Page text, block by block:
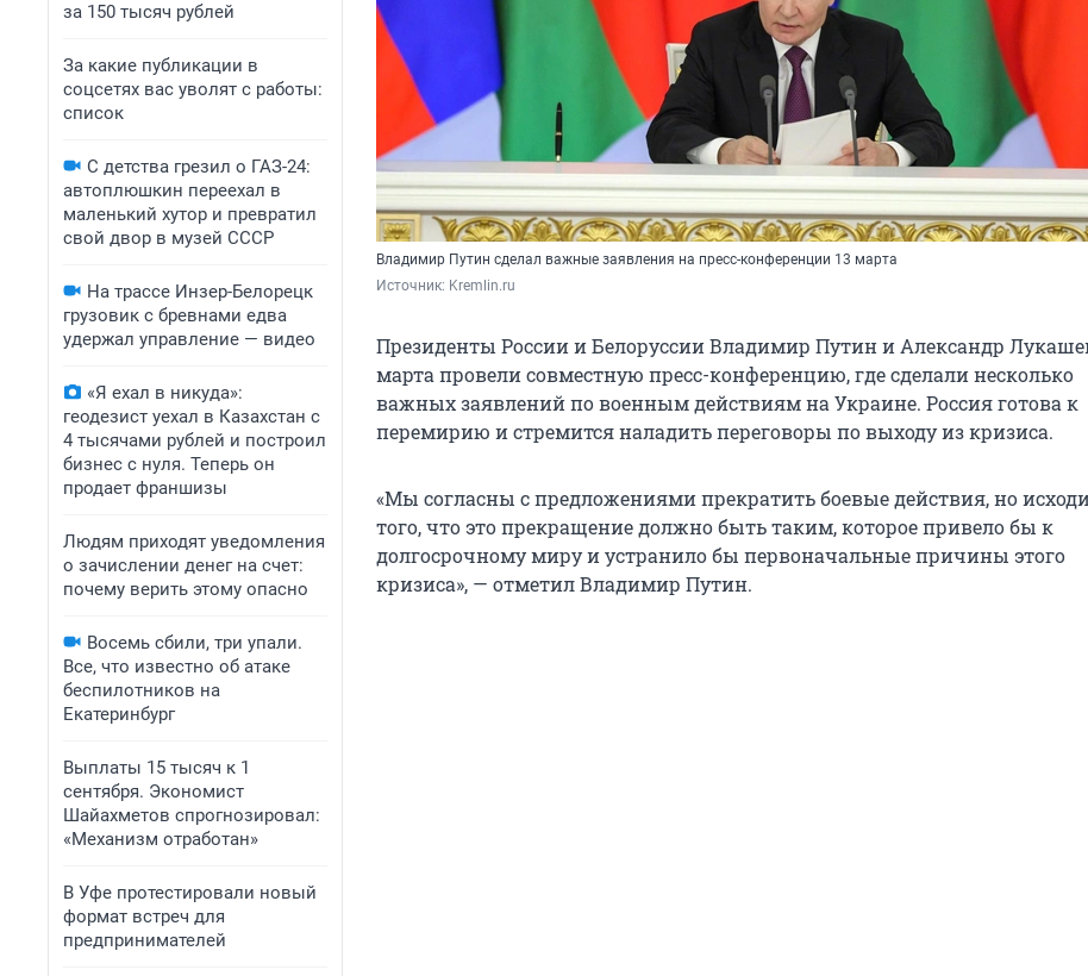
за 150 тысяч рублей
За какие публикации в
соцсетях вас уволят с работы:
список
С детства грезил о ГАЗ-24:
автоплюшкин переехал в
маленький хутор и превратил
свой двор в музей СССР
На трассе Инзер-Белорецк
грузовик с бревнами едва
удержал управление — видео
«Я ехал в никуда»:
геодезист уехал в Казахстан с
4 тысячами рублей и построил
бизнес с нуля. Теперь он
продает франшизы
Людям приходят уведомления
о зачислении денег на счет:
почему верить этому опасно
Восемь сбили, три упали.
Все, что известно об атаке
беспилотников на
Екатеринбург
Выплаты 15 тысяч к 1
сентября. Экономист
Шайахметов спрогнозировал:
«Механизм отработан»
В Уфе протестировали новый
формат встреч для
предпринимателей
Владимир Путин сделал важные заявления на пресс-конференции 13 марта
Источник: Kremlin.ru
Президенты России и Белоруссии Владимир Путин и Александр
марта провели совместную пресс-конференцию, где сделали несколько
важных заявлений по военным действиям на Украине. Россия готова к
перемирию и стремится наладить переговоры по выходу из кризиса.
«Мы согласны с предложениями прекратить боевые действия, но
того, что это прекращение должно быть таким, которое привело бы к
долгосрочному миру и устранило бы первоначальные причины этого
кризиса», — отметил Владимир Путин.